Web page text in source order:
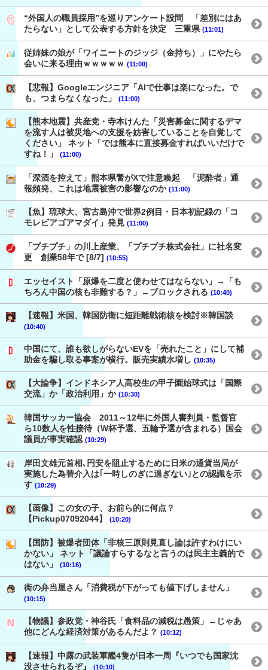
“外国人の職員採用”を巡りアンケート設問 「差別にはあ
たらない」として公表する方針を決定 三重県 (11:01)
従姉妹の娘が「ワイニートのジッジ（金持ち）」にやたら
会いに来る理由ｗｗｗｗｗ (11:00)
【悲報】Googleエンジニア「AIで仕事は楽になった。で
も、つまらなくなった」
(11:00)
【熊本地震】共産党・寺本けんた「災害募金に関するデマ
を流す人は被災地への支援を妨害していることを自覚して
ください」 ネット「では熊本に直接募金すればいいだけで
すね！」
(11:00)
「深酒を控えて」熊本県警がXで注意喚起 「泥酔者」通
報頻発、これは地震被害の影響なのか (11:00)
【魚】琉球大、宮古島沖で世界2例目・日本初記録の「コ
モレビアゴアマダイ」発見 (11:00)
「プチプチ」の川上産業、「プチプチ株式会社」に社名変
更 創業58年で [8/7] (10:55)
エッセイスト「原爆を二度と使わせてはならない」→「も
ちろん中国の核も非難する？」→ブロックされる (10:40)
【速報】米国、韓国防衛に短距離戦術核を検討※韓国談
(10:40)
中国にて、誰も欲しがらないEVを「売れたこと」にして補
助金を騙し取る事案が横行。販売実績水増し (10:35)
【大論争】インドネシア人高校生の甲子園始球式は「国際
交流」か「政治利用」か (10:30)
韓国サッカー協会 2011～12年に外国人審判員・監督官
ら10数人を性接待（W杯予選、五輪予選が含まれる）国会
議員が事実確認 (10:29)
岸田文雄元首相､円安を阻止するために日米の通貨当局が
実施した為替介入は｢一時しのぎに過ぎない｣との認識を示
す (10:29)
【画像】この女の子、お前ら的に何点？
【Pickup07092044】
(10:20)
【国防】被爆者団体「非核三原則見直し論は許すわけにい
かない」 ネット「議論すらするなと言うのは民主主義的で
はない」
(10:16)
街の弁当屋さん「消費税が下がっても値下げしません」
(10:15)
【物議】参政党・神谷氏「食料品の減税は愚策」←じゃあ
他にどんな経済対策があるんだよ？ (10:12)
【速報】中露の武装軍艦4隻が日本一周『いつでも国家沈
没させられるぞ』
(10:10)